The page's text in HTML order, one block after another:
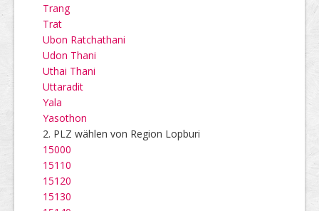
Trang
Trat
Ubon Ratchathani
Udon Thani
Uthai Thani
Uttaradit
Yala
Yasothon
2. PLZ wählen von Region Lopburi
15000
15110
15120
15130